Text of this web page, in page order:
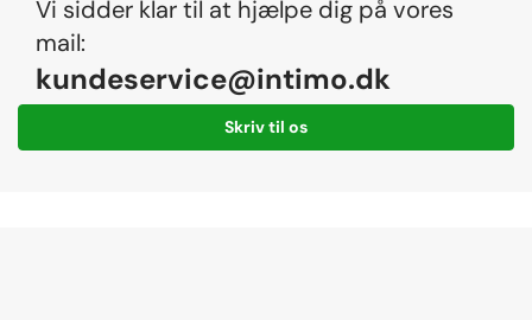
Vi sidder klar til at hjælpe dig på vores
mail:
kundeservice@intimo.dk
Skriv til os